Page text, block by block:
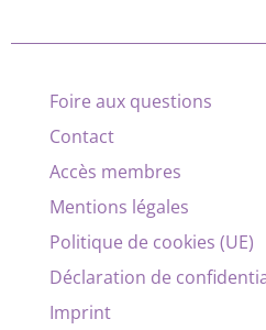
Foire aux questions
Contact
Accès membres
Mentions légales
Politique de cookies (UE)
Déclaration de
Imprint